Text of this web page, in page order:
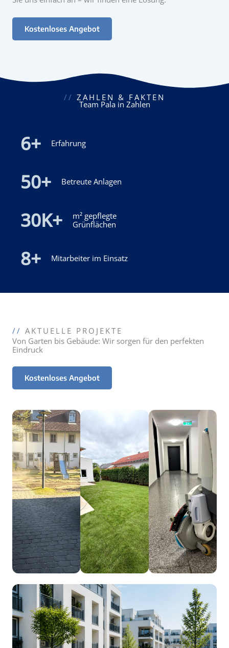
Kostenloses Angebot
// ZAHLEN & FAKTEN
Team Pala in Zahlen
6+ Erfahrung
50+ Betreute Anlagen
30K+
m² gepflegte
Grünflächen
8+ Mitarbeiter im Einsatz
// AKTUELLE PROJEKTE
Von Garten bis Gebäude: Wir sorgen für den perfekten
Eindruck
Kostenloses Angebot